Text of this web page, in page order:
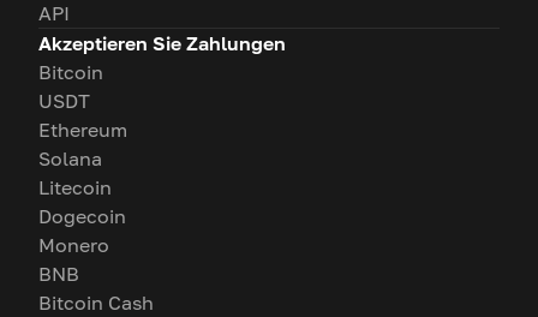
API
Akzeptieren Sie Zahlungen
Bitcoin
USDT
Ethereum
Solana
Litecoin
Dogecoin
Monero
BNB
Bitcoin Cash